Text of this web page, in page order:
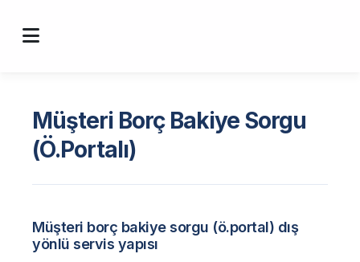
Müşteri Borç Bakiye Sorgu
(Ö.Portalı)
Müşteri borç bakiye sorgu (ö.portal) dış
yönlü servis yapısı